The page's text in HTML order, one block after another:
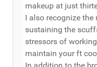
makeup at just
I also recognize the
sustaining the
stressors of
maintain your ft